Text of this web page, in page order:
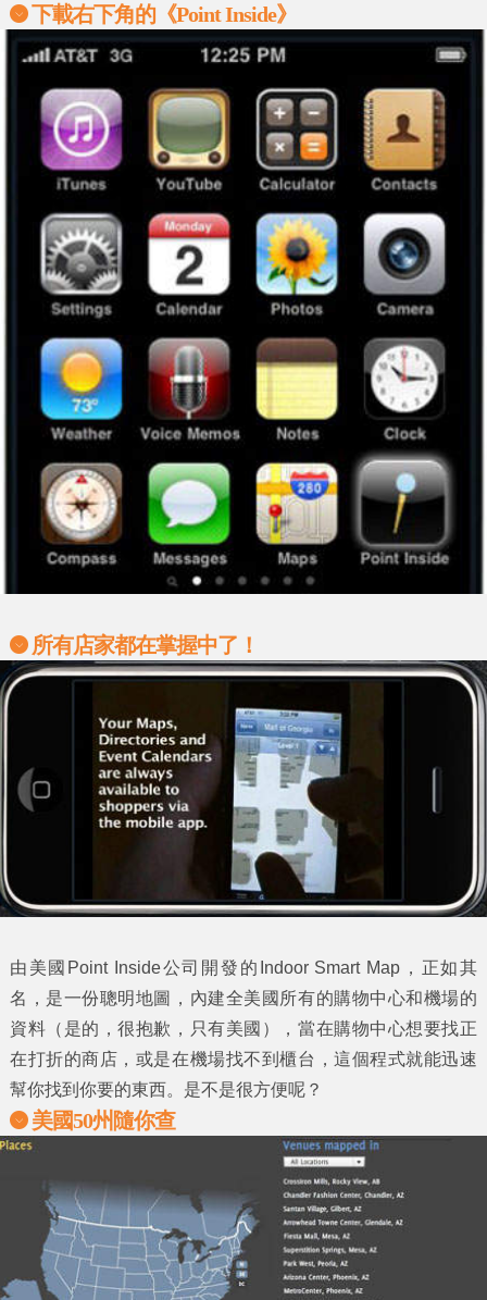
下載右下角的《Point Inside》
所有店家都在掌握中了！
由美國Point Inside公司開發的Indoor Smart Map，正如其
名，是一份聰明地圖，內建全美國所有的購物中心和機場的
資料（是的，很抱歉，只有美國），當在購物中心想要找正
在打折的商店，或是在機場找不到櫃台，這個程式就能迅速
幫你找到你要的東西。是不是很方便呢？
美國50州隨你查